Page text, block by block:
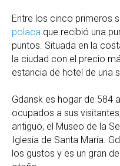
Entre los cinco primeros
polaca que recibió una
puntos. Situada en la
la ciudad con el precio
estancia de hotel de una
Gdansk es hogar de 584
ocupados a sus
antiguo, el Museo de la
Iglesia de Santa María.
los gustos y es un gran